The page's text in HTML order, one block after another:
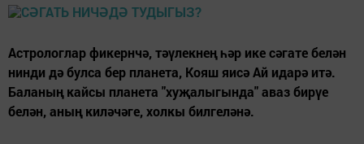
Астрологлар фикернчә, тәүлекнең һәр ике сәгате белән
нинди дә булса бер планета, Кояш яисә Ай идарә итә.
Баланың кайсы планета "хуҗалыгында" аваз бирүе
белән, аның киләчәге, холкы билгеләнә.